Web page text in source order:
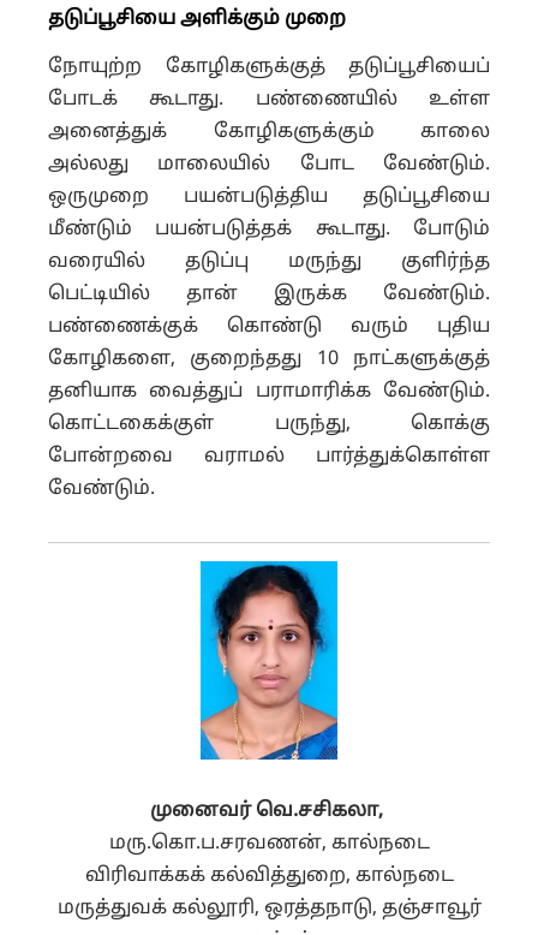
தடுப்பூசியை அளிக்கும் முறை
நோயுற்ற கோழிகளுக்குத் தடுப்பூசியைப்
போடக் கூடாது. பண்ணையில் உள்ள
அனைத்துக் கோழிகளுக்கும் காலை
அல்லது மாலையில் போட வேண்டும்.
ஒருமுறை பயன்படுத்திய தடுப்பூசியை
மீண்டும் பயன்படுத்தக் கூடாது. போடும்
வரையில் தடுப்பு மருந்து குளிர்ந்த
பெட்டியில் தான் இருக்க வேண்டும்.
பண்ணைக்குக் கொண்டு வரும் புதிய
கோழிகளை, குறைந்தது 10 நாட்களுக்குத்
தனியாக வைத்துப் பராமாரிக்க வேண்டும்.
கொட்டகைக்குள் பருந்து, கொக்கு
போன்றவை வராமல் பார்த்துக்கொள்ள
வேண்டும்.
முனைவர் வெ.சசிகலா,
மரு.கொ.ப.சரவணன், கால்நடை
விரிவாக்கக் கல்வித்துறை, கால்நடை
மருத்துவக் கல்லூரி, ஒரத்தநாடு, தஞ்சாவூர்